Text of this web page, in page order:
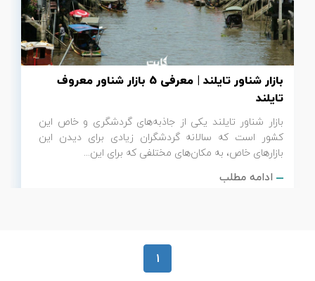
بازار شناور تایلند | معرفی 5 بازار شناور معروف
تایلند
بازار شناور تایلند یکی از جاذبه‌های گردشگری و خاص‌‌‌ این
کشور است که سالانه گردشگران زیادی برای دیدن‌‌‌ این
بازارهای خاص، به مکان‌های مختلفی که برای‌‌‌ این...
ادامه مطلب
1
تور سوباتان
تور چابهار
تور مرداب هسل
تور کاشان